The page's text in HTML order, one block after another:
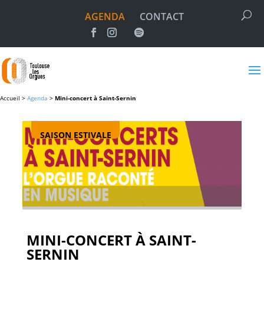
AGENDA CONTACT
Accueil > Agenda > Mini-concert à Saint-Sernin
SAISON ESTIVALE
MINI-CONCERT À SAINT-
SERNIN